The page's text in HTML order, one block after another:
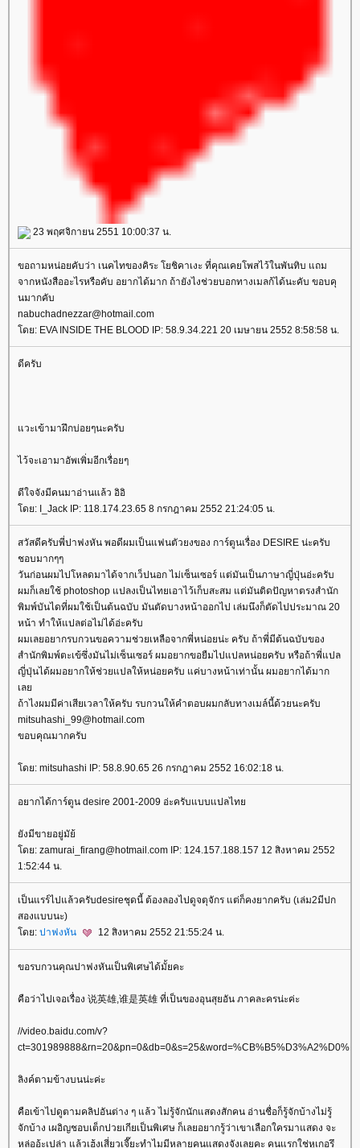
23 พฤศจิกายน 2551 10:00:37 น.
ขอถามหน่อยคับว่า เนคไทของคิระ โยชิคาเงะ ที่คุณเคยโพสไว้ในพันทิบ แถม
จากหนังสืออะไรหรือคับ อยากได้มาก ถ้ายังไงช่วยบอกทางเมลก้ได้นะคับ ขอบคุ
นมากคับ
nabuchadnezzar@hotmail.com
ดย: EVA INSIDE THE BLOOD IP: 58.9.34.221 20 เมษายน 2552 8:58:58 น.
ดีครับ
วะเข้ามาฝึกบ่อยๆนะครับ
ไว้จะเอามาอัพเพิ่มอีกเรื่อยๆ
ดีใจจังมีคนมาอ่านแล้ว อิอิ
ดย: I_Jack IP: 118.174.23.65 8 กรกฎาคม 2552 21:24:05 น.
สวัสดีครับพี่ปาฟงหัน พอดีผมเป็นแฟนตัวยงของ การ์ตูนเรื่อง DESIRE น่ะครับ
ชอบมากๆๆ
วันก่อนผมไปโหลดมาได้จากเว็ปนอก ไม่เซ็นเซอร์ แต่มันเป็นภาษาญี่ปุ่นอ่ะครับ
ผมก็เลยใช้ photoshop แปลงเป็นไทยเอาไว้เก็บสะสม แต่มันติดปัญหาตรงสำนัก
พิมพ์บันไดที่ผมใช้เป็นต้นฉบับ มันตัดบางหน้าออกไป เล่มนึงก็ตัดไปประมาณ 20
หน้า ทำให้แปลต่อไม่ได้อ่ะครับ
ผมเลยอยากรบกวนขอความช่วยเหลือจากพี่หน่อยน่ะ ครับ ถ้าพี่มีต้นฉบับของ
สำนักพิมพ์ตะเข้ซึ่งมันไม่เซ็นเซอร์ ผมอยากขอยืมไปแปลหน่อยครับ หรือถ้าพี่แปล
ญี่ปุ่นได้ผมอยากให้ช่วยแปลให้หน่อยครับ แค่บางหน้าเท่านั้น ผมอยากได้มาก
เล
ถ้าไงผมมีค่าเสียเวลาให้ครับ รบกวนให้คำตอบผมกลับทางเมล์นี้ด้วยนะครับ
mitsuhashi_99@hotmail.com
ขอบคุณมากครับ
ดย: mitsuhashi IP: 58.8.90.65 26 กรกฎาคม 2552 16:02:18 น.
อยากได้การ์ตูน desire 2001-2009 อ่ะครับแบบแปลไท
ังมีขายอยู่มัย้
ดย: zamurai_firang@hotmail.com IP: 124.157.188.157 12 สิงหาคม 2552
1:52:44 น.
เป็นแรร์ไปแล้วครับdesireชุดนี้ ต้องลองไปดูจตุจักร แต่ก็คงยากครับ (เล่ม2มีปก
สองแบบนะ)
ดย: ปาฟงหัน 12 สิงหาคม 2552 21:55:24 น.
ขอรบกวนคุณปาฟงหันเป็นพิเศษได้มั้ยคะ
คือว่าไปเจอเรื่อง 说英雄,谁是英雄 ที่เป็นของอุนสุยอัน ภาคละครน่ะค่ะ
//video.baidu.com/v?
ลิงค์ตามข้างบนน่ะค่ะ
คือเข้าไปดูตามคลิปอันต่าง ๆ แล้ว ไม่รู้จักนักแสดงสักคน อ่านชื่อก็รู้จักบ้างไม่รู้
จักบ้าง เผอิญชอบเต็กปวยเกียเป็นพิเศษ ก็เลยอยากรู้ว่าเขาเลือกใครมาแสดง จะ
หล่ออ้ะเปล่า แล้วเฮ้งเสี่ยวเจี๊ยะทำไมมีหลายคนแสดงจังเลยคะ คนแรกใช่หูเกอรึ